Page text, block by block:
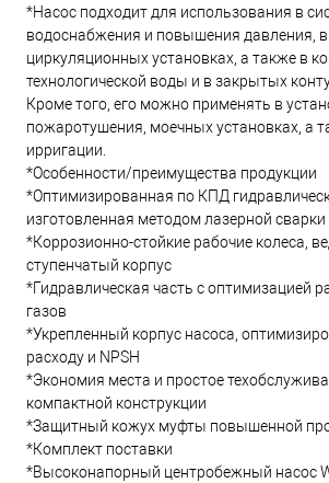
*Насос подходит для использования в
водоснабжения и повышения давления,
циркуляционных установках, а также в
технологической воды и в закрытых
Кроме того, его можно применять в
пожаротушения, моечных установках, а
ирригации.
*Особенности/преимущества продукции
*Оптимизированная по КПД
изготовленная методом лазерной сварки
*Коррозионно-стойкие рабочие колеса,
ступенчатый корпус
*Гидравлическая часть с оптимизацией
газов
*Укрепленный корпус насоса,
расходу и NPSH
*Экономия места и простое
компактной конструкции
*Защитный кожух муфты повышенной
*Комплект поставки
*Высоконапорный центробежный насос